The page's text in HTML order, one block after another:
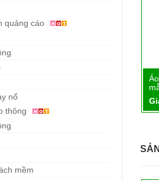
quảng cáo
nổ
thông
mềm